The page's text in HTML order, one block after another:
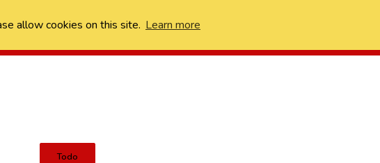
allow cookies on this site. Learn more
Todo